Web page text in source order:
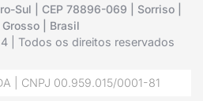
Sul | CEP 78896-069 | Sorriso |
| Brasil
| Todos os direitos reservados
| CNPJ 00.959.015/0001-81